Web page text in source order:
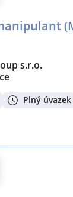
s.r.o.
Plný úvazek